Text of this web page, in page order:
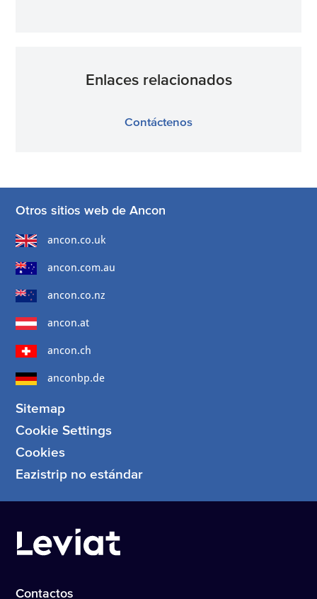
Enlaces relacionados
Contáctenos
Otros sitios web de Ancon
ancon.co.uk
ancon.com.au
ancon.co.nz
ancon.at
ancon.ch
anconbp.de
Sitemap
Cookie Settings
Cookies
Eazistrip no estándar
Contactos